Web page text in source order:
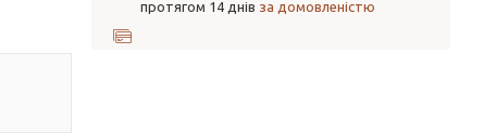
протягом 14 днів за домовленістю